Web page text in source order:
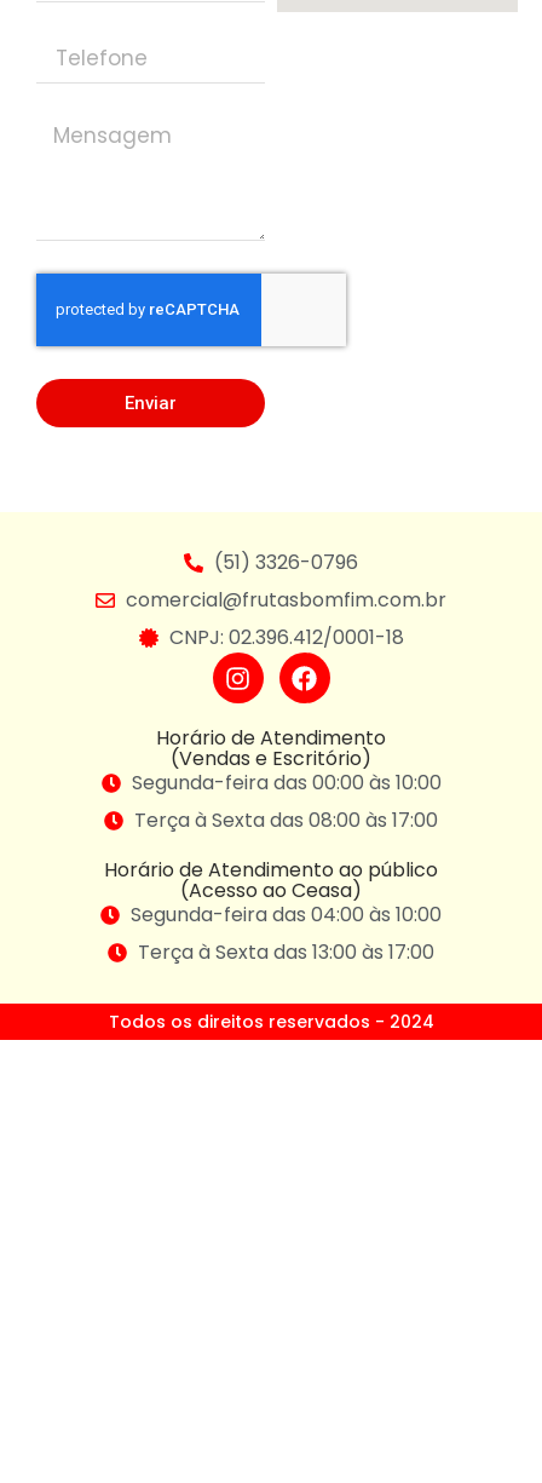
Enviar
(51) 3326-0796
comercial@frutasbomfim.com.br
CNPJ: 02.396.412/0001-18
Horário de Atendimento
(Vendas e Escritório)
Segunda-feira das 00:00 às 10:00
Terça à Sexta das 08:00 às 17:00
Horário de Atendimento ao público
(Acesso ao Ceasa)
Segunda-feira das 04:00 às 10:00
Terça à Sexta das 13:00 às 17:00
Todos os direitos reservados - 2024